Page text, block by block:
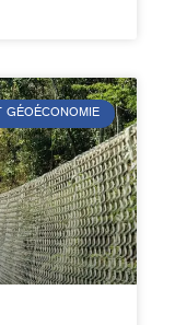
GÉOÉCONOMIE